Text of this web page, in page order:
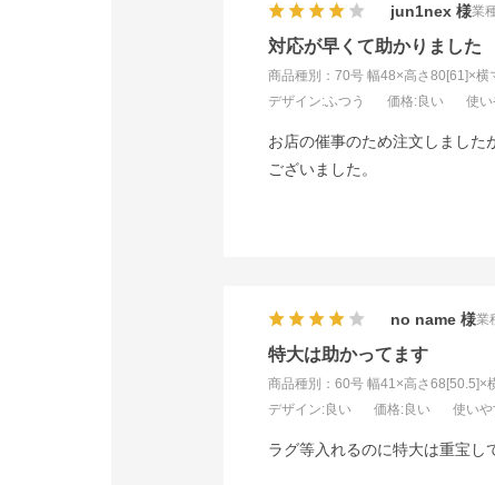
対応が早くて助かりました
商品種別：70号 幅48×高さ80[61]×横
デザイン:ふつう 価格:良い 使い
jun1nex 業
お店の催事のため注文しました
ございました。
特大は助かってます
商品種別：60号 幅41×高さ68[50.5]×
デザイン:良い 価格:良い 使いや
no name 業
ラグ等入れるのに特大は重宝し